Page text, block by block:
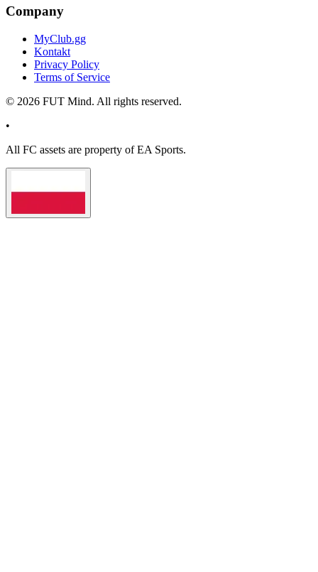
Company
MyClub.gg
Kontakt
Privacy Policy
Terms of Service
© 2026 FUT Mind. All rights reserved.
•
All FC assets are property of EA Sports.